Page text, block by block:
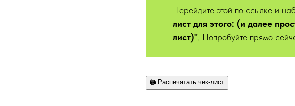
Перейдите этой по ссылке и
лист для этого: (и далее
лист)" . Попробуйте прямо
🖨️ Распечатать чек-лист